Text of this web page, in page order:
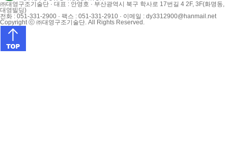
㈜대영구조기술단 · 대표 : 안영호 · 부산광역시 북구 학사로 17번길 4 2F, 3F(화명동,
대영빌딩)
전화 : 051-331-2900 · 팩스 : 051-331-2910 · 이메일 : dy3312900@hanmail.net
Copyright ⓒ ㈜대영구조기술단. All Rights Reserved.